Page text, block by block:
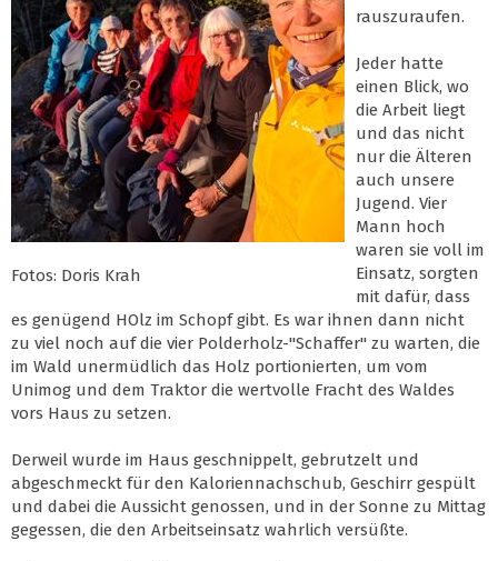
Fotos: Doris Krah
rauszuraufen.
Jeder hatte
einen Blick, wo
die Arbeit liegt
und das nicht
nur die Älteren
auch unsere
Jugend. Vier
Mann hoch
waren sie voll im
Einsatz, sorgten
mit dafür, dass
es genügend HOlz im Schopf gibt. Es war ihnen dann nicht
zu viel noch auf die vier Polderholz-"Schaffer" zu warten, die
im Wald unermüdlich das Holz portionierten, um vom
Unimog und dem Traktor die wertvolle Fracht des Waldes
vors Haus zu setzen.
Derweil wurde im Haus geschnippelt, gebrutzelt und
abgeschmeckt für den Kaloriennachschub, Geschirr gespült
und dabei die Aussicht genossen, und in der Sonne zu Mittag
gegessen, die den Arbeitseinsatz wahrlich versüßte.